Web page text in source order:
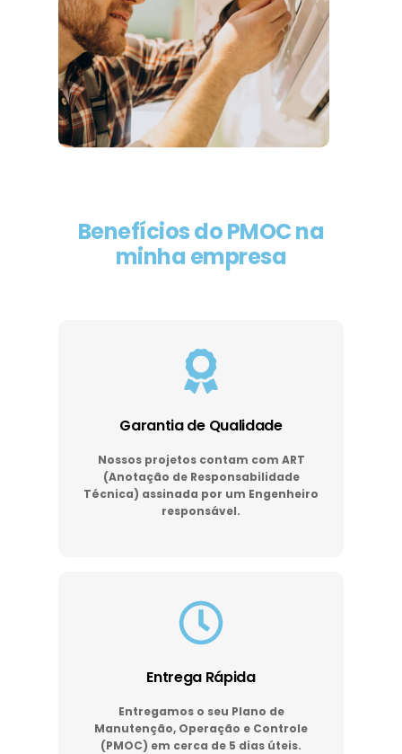
Benefícios do PMOC na
minha empresa
Garantia de Qualidade
Nossos projetos contam com ART
(Anotação de Responsabilidade
Técnica) assinada por um Engenheiro
responsável.
Entrega Rápida
Entregamos o seu Plano de
Manutenção, Operação e Controle
(PMOC) em cerca de 5 dias úteis.